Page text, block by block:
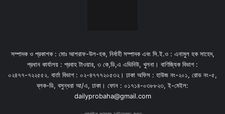
সম্পাদক ও প্রকাশক : মোঃ আশরাফ-উল-হক, নির্বাহী সম্পাদক এবং সি.ই.ও : এনামুল হক সাহেদ,
প্রধান কার্যালয় : প্রবাহ টাওয়ার, ৩ কে,ডি,এ এভিনিউ, খুলনা। বাণিজ্যিক বিভাগ :
০২৪৭৭-৭২২৫৫২. বার্তা বিভাগ : ০২-৪৭৭৭২০৫৩২। ঢাকা অফিস : হাউজ নং-২০১, রোড নং-৫,
ব্লক-ডি, বসুন্ধরা আ/এ, ঢাকা। ফোন : ০১৭১৪-০৩৮৮২৩, ই-মেইল:
dailyprobaha@gmail.com